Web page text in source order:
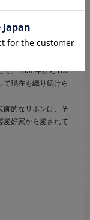
におすすめです。
て、1898年から100
て現在も織り続けら
飾的なリボンは、そ
愛好家から愛されて